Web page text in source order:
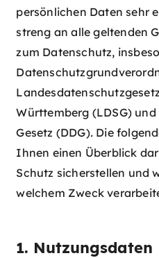
persönlichen Daten sehr
streng an alle geltenden
zum Datenschutz,
Württemberg (LDSG)
Gesetz (DDG). Die
Ihnen einen Überblick
Schutz sicherstellen und
welchem Zweck
1. Nutzungsdaten